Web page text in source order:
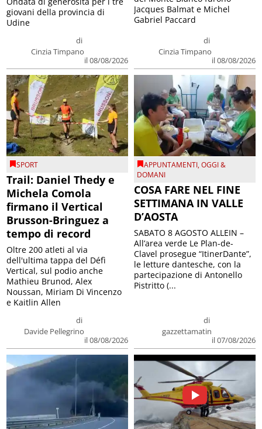
di
Cinzia Timpano
il 08/08/2026
giovani della provincia di
Udine
di
Cinzia Timpano
il 08/08/2026
Jacques Balmat e Michel
Gabriel Paccard
SPORT
Trail: Daniel Thedy e
Michela Comola
firmano il Vertical
Brusson-Bringuez a
tempo di record
di
Davide Pellegrino
il 08/08/2026
Oltre 200 atleti al via
dell'ultima tappa del Défì
Vertical, sul podio anche
Mathieu Brunod, Alex
Noussan, Miriam Di Vincenzo
e Kaitlin Allen
APPUNTAMENTI,OGGI &
DOMANI
COSA FARE NEL FINE
SETTIMANA IN VALLE
D’AOSTA
di
gazzettamatin
il 07/08/2026
SABATO 8 AGOSTO ALLEIN –
All’area verde Le Plan-de-
Clavel prosegue “ItinerDante”,
le letture dantesche, con la
partecipazione di Antonello
Pistritto (...